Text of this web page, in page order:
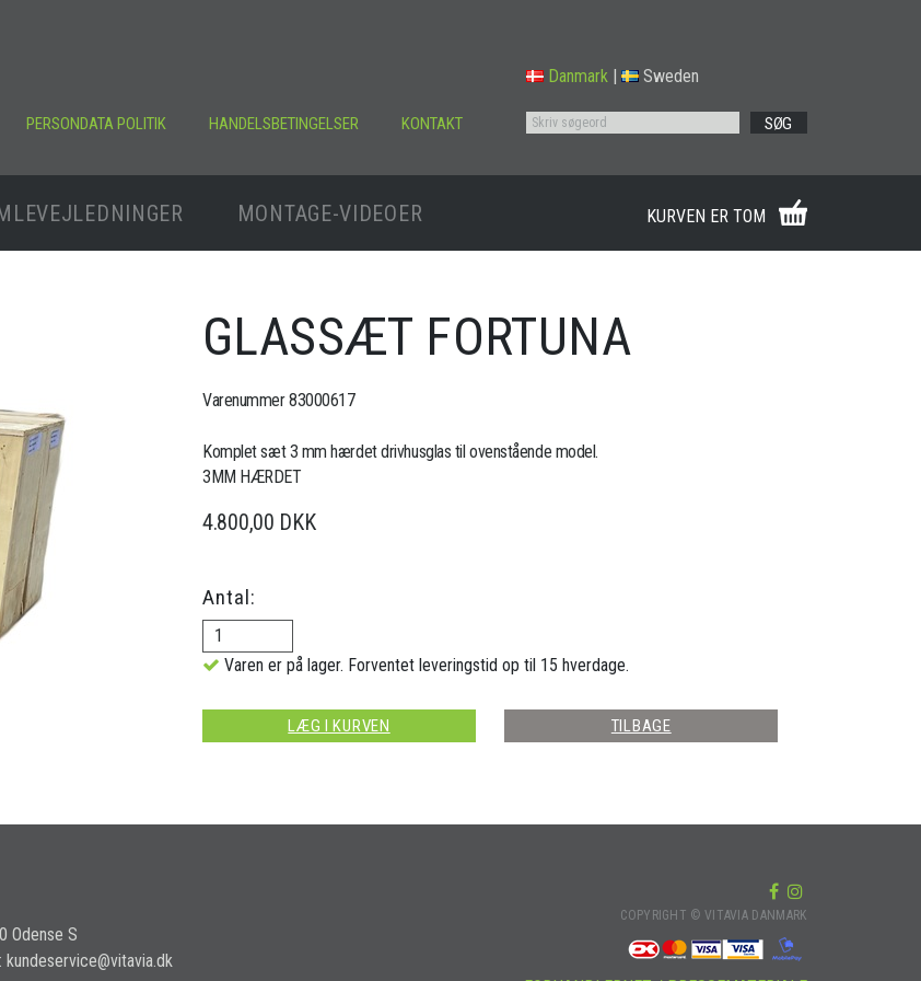
PERSONDATA POLITIK HANDELSBETINGELSER KONTAKT
Danmark | Sweden
SØG
MONTAGE-VIDEOER KURVEN ER TOM
GLASSÆT FORTUNA
Varenummer 83000617
Komplet sæt 3 mm hærdet drivhusglas til ovenstående model.
3MM HÆRDET
4.800,00 DKK
Antal:
Varen er på lager. Forventet leveringstid op til 15 hverdage.
LÆG I KURVEN TILBAGE
Odense S
COPYRIGHT © VITAVIA DANMARK